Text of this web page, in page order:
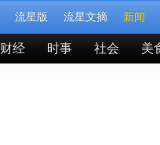
流星版 流星文摘 新闻
财经 时事 社会 美